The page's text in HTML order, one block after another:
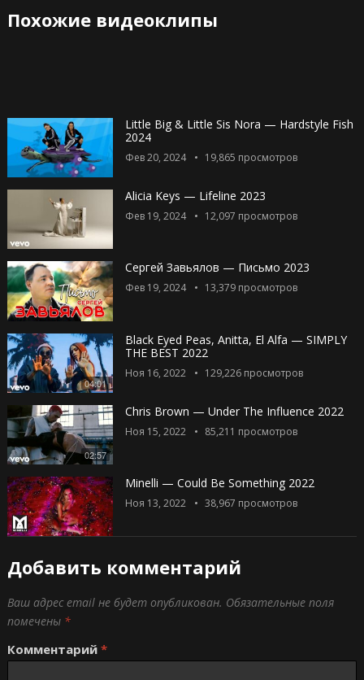
Похожие видеоклипы
Little Big & Little Sis Nora — Hardstyle Fish
2024
Фев 20, 2024 19,865 просмотров
Alicia Keys — Lifeline 2023
Фев 19, 2024 12,097 просмотров
Сергей Завьялов — Письмо 2023
Фев 19, 2024 13,379просмотров
04:01
Black Eyed Peas, Anitta, El Alfa — SIMPLY
THE BEST 2022
Ноя 16, 2022 129,226просмотров
02:57
Chris Brown — Under The Influence 2022
Ноя 15, 2022 85,211 просмотров
Minelli — Could Be Something 2022
Ноя 13, 2022 38,967 просмотров
Добавить комментарий
Ваш адрес email не будет опубликован. Обязательные поля
помечены *
Комментарий *